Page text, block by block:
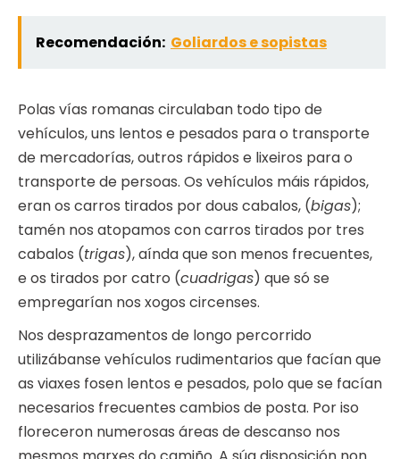
Recomendación: Goliardos e sopistas
Polas vías romanas circulaban todo tipo de
vehículos, uns lentos e pesados para o transporte
de mercadorías, outros rápidos e lixeiros para o
transporte de persoas. Os vehículos máis rápidos,
eran os carros tirados por dous cabalos, (bigas);
tamén nos atopamos con carros tirados por tres
cabalos (trigas), aínda que son menos frecuentes,
e os tirados por catro (cuadrigas) que só se
empregarían nos xogos circenses.
Nos desprazamentos de longo percorrido
utilizábanse vehículos rudimentarios que facían que
as viaxes fosen lentos e pesados, polo que se facían
necesarios frecuentes cambios de posta. Por iso
floreceron numerosas áreas de descanso nos